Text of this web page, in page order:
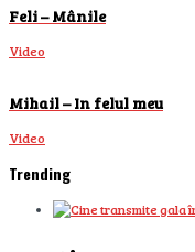
Feli – Mânile
Video
Mihail – In felul meu
Video
Trending